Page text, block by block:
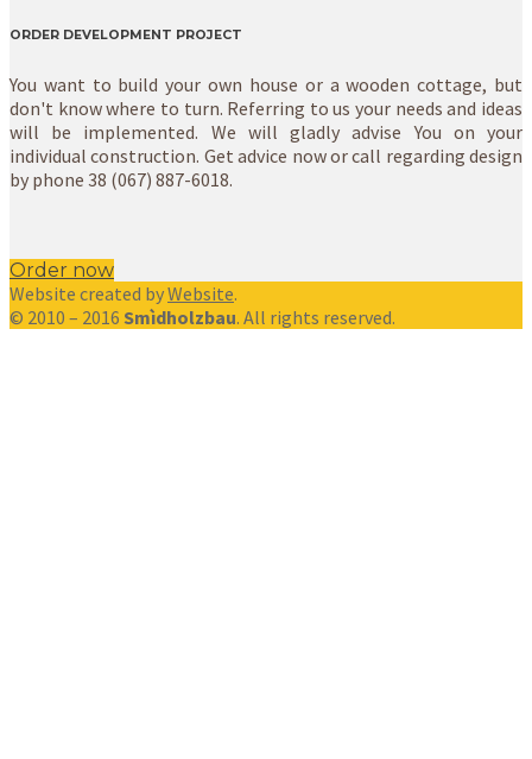
ORDER DEVELOPMENT PROJECT
You want to build your own house or a wooden cottage, but
don't know where to turn. Referring to us your needs and ideas
will be implemented. We will gladly advise You on your
individual construction. Get advice now or call regarding design
by phone 38 (067) 887-6018.
Order now
Website created byWebsite.
© 2010 – 2016 Smìdholzbau. All rights reserved.